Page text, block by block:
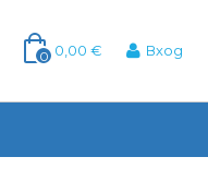
0 0,00 € Вход